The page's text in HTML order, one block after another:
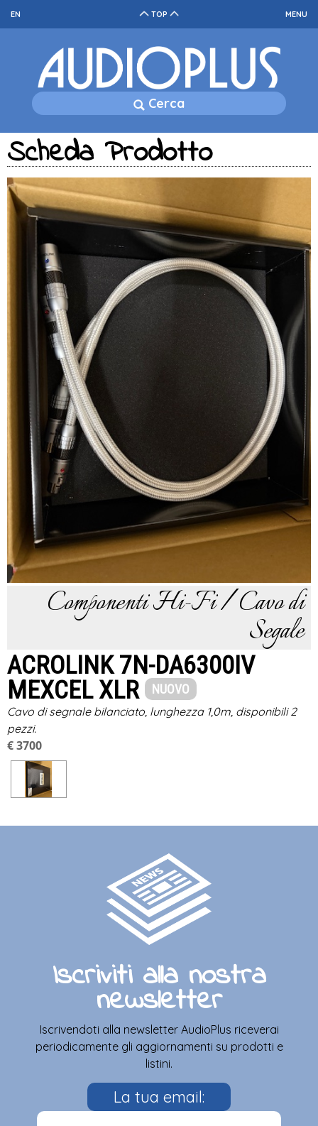
TOP MENU
EN
Cerca
Scheda Prodotto
Componenti Hi-Fi / Cavo di
Segale
ACROLINK 7N-DA6300IV
MEXCEL XLR
NUOVO
Cavo di segnale bilanciato, lunghezza 1,0m, disponibili 2
pezzi.
€ 3700
Iscriviti alla nostra
newsletter
Iscrivendoti alla newsletter AudioPlus riceverai
periodicamente gli aggiornamenti su prodotti e
listini.
La tua email: